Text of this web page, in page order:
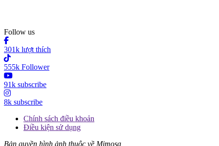
Follow us
301k lượt thích
555k Follower
91k subscribe
8k subscribe
Chính sách điều khoản
Điều kiện sử dụng
Bản quyền hình ảnh thuộc về Mimosa